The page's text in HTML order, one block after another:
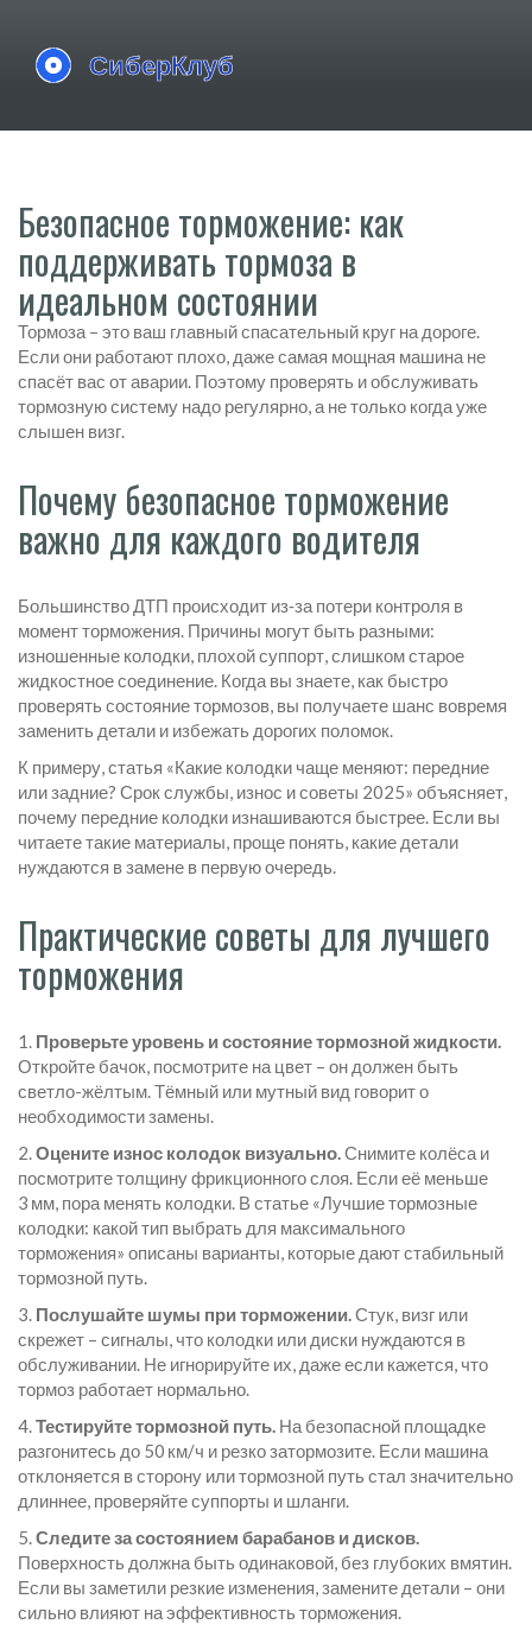
Безопасное торможение: как
поддерживать тормоза в
идеальном состоянии
Тормоза – это ваш главный спасательный круг на дороге.
Если они работают плохо, даже самая мощная машина не
спасёт вас от аварии. Поэтому проверять и обслуживать
тормозную систему надо регулярно, а не только когда уже
слышен визг.
Почему безопасное торможение
важно для каждого водителя
Большинство ДТП происходит из‑за потери контроля в
момент торможения. Причины могут быть разными:
изношенные колодки, плохой суппорт, слишком старое
жидкостное соединение. Когда вы знаете, как быстро
проверять состояние тормозов, вы получаете шанс вовремя
заменить детали и избежать дорогих поломок.
К примеру, статья «Какие колодки чаще меняют: передние
или задние? Срок службы, износ и советы 2025» объясняет,
почему передние колодки изнашиваются быстрее. Если вы
читаете такие материалы, проще понять, какие детали
нуждаются в замене в первую очередь.
Практические советы для лучшего
торможения
1. Проверьте уровень и состояние тормозной жидкости.
Откройте бачок, посмотрите на цвет – он должен быть
светло-жёлтым. Тёмный или мутный вид говорит о
необходимости замены.
2.Оцените износ колодок визуально.Снимите колёса и
посмотрите толщину фрикционного слоя. Если её меньше
3 мм, пора менять колодки. В статье «Лучшие тормозные
колодки: какой тип выбрать для максимального
торможения» описаны варианты, которые дают стабильный
тормозной путь.
3. Послушайте шумы при торможении.Стук, визг или
скрежет – сигналы, что колодки или диски нуждаются в
обслуживании. Не игнорируйте их, даже если кажется, что
тормоз работает нормально.
4.Тестируйте тормозной путь. На безопасной площадке
разгонитесь до 50 км/ч и резко затормозите. Если машина
отклоняется в сторону или тормозной путь стал значительно
длиннее, проверяйте суппорты и шланги.
5.Следите за состоянием барабанов и дисков.
Поверхность должна быть одинаковой, без глубоких вмятин.
Если вы заметили резкие изменения, замените детали – они
сильно влияют на эффективность торможения.